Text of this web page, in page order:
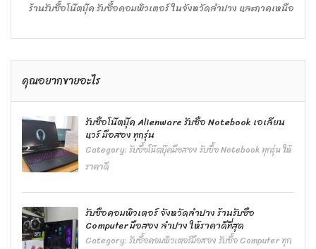
ร้านรับซื้อโน๊ตบุ๊ค รับซื้อคอมพิวเตอร์ ในจังหวัดลำปาง และภาคเหนือ
คุณอยากขายอะไร
รับซื้อโน๊ตบุ๊ค Alienware รับซื้อ Notebook เอเลียน
แวร์ มือสอง ทุกรุ่น
Category:รับซื้อโน๊ตบุ๊คมือสอง รับซื้อ Notebook ทุกรุ่น ให้
ราคาดี
รับซื้อคอมพิวเตอร์ จังหวัดลำปาง ร้านรับซื้อ
Computer มือสอง ลำปาง ให้ราคาดีที่สุด
Category:รับซื้อคอมพิวเตอร์มือสอง รับซื้อ Computer ทุก